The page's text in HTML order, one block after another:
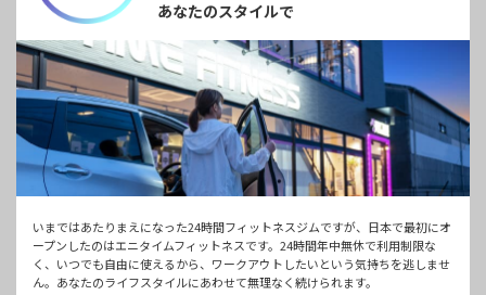
あなたのスタイルで
いまではあたりまえになった24時間フィットネスジムですが、日本で最初にオ
ープンしたのはエニタイムフィットネスです。24時間年中無休で利用制限な
く、いつでも自由に使えるから、ワークアウトしたいという気持ちを逃しませ
ん。あなたのライフスタイルにあわせて無理なく続けられます。